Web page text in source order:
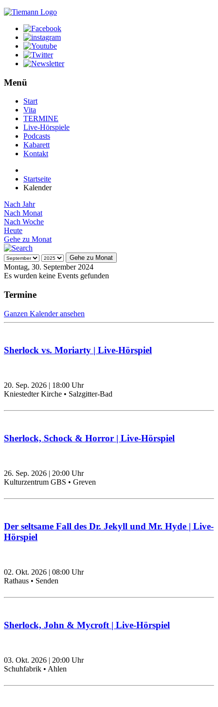
Menü
Start
Vita
TERMINE
Live-Hörspiele
Podcasts
Kabarett
Kontakt
Startseite
Kalender
Nach Jahr
Nach Monat
Nach Woche
Heute
Gehe zu Monat
Gehe zu Monat
Montag, 30. September 2024
Es wurden keine Events gefunden
Termine
Ganzen Kalender ansehen
Sherlock vs. Moriarty | Live-Hörspiel
20. Sep. 2026 | 18:00 Uhr
Kniestedter Kirche • Salzgitter-Bad
Sherlock, Schock & Horror | Live-Hörspiel
26. Sep. 2026 | 20:00 Uhr
Kulturzentrum GBS • Greven
Der seltsame Fall des Dr. Jekyll und Mr. Hyde | Live-
Hörspiel
02. Okt. 2026 | 08:00 Uhr
Rathaus • Senden
Sherlock, John & Mycroft | Live-Hörspiel
03. Okt. 2026 | 20:00 Uhr
Schuhfabrik • Ahlen